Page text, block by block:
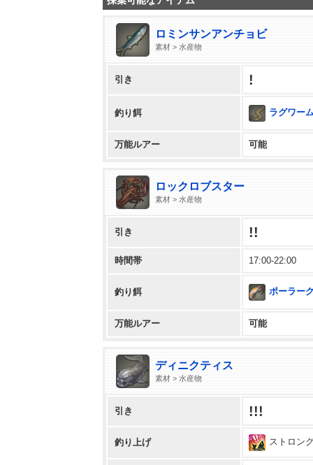
ロミンサンアンチョビ
素材 > 水産物
引き !
釣り餌 ラグワー
万能ルアー 可能
ロックロブスター
素材 > 水産物
引き !!
時間帯 17:00-22:00
釣り餌 ポーラー
万能ルアー 可能
ディニクティス
素材 > 水産物
引き !!!
釣り上げ ストロン